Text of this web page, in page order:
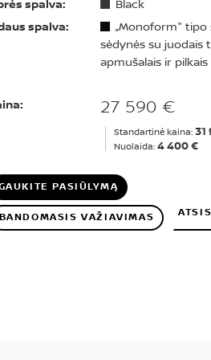
spalva:
Black
spalva:
„Monoform" tipo
sėdynės su juodais
apmušalais ir
27 590 €
Standartinė kaina: 31
Nuolaida: 4 400 €
PASIŪLYMĄ
BANDOMASIS VAŽIAVIMAS